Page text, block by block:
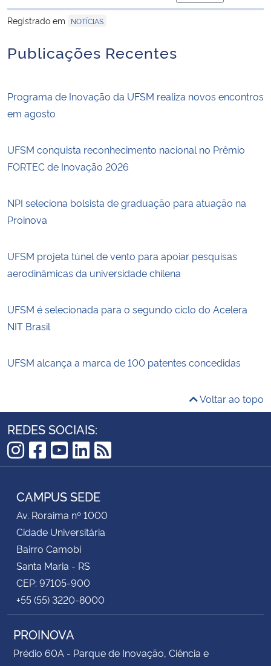
para área de
Registrado em
NOTÍCIAS
Publicações Recentes
Programa de Inovação da UFSM realiza novos encontros
em agosto
UFSM conquista reconhecimento nacional no Prêmio
FORTEC de Inovação 2026
NPI seleciona bolsista de graduação para atuação na
Proinova
UFSM projeta túnel de vento para apoiar pesquisas
aerodinâmicas da universidade chilena
UFSM é selecionada para o segundo ciclo do Acelera
NIT Brasil
UFSM alcança a marca de 100 patentes concedidas
Voltar ao topo
REDES SOCIAIS:
Instagram
Facebook
YouTube
LinkedIn
RSS
CAMPUS SEDE
Av. Roraima nº 1000
Cidade Universitária
Bairro Camobi
Santa Maria - RS
CEP: 97105-900
+55 (55) 3220-8000
PROINOVA
Prédio 60A - Parque de Inovação, Ciência e